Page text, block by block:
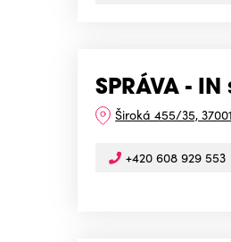
SPRÁVA - IN
Široká 455/35,
+420 608 929 553